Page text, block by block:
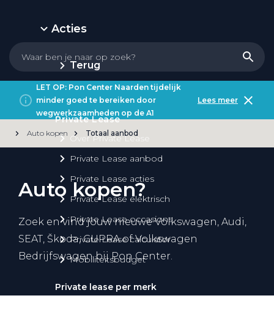
Acties
Terug
Private Lease
Over Private Lease
Private Lease aanbod
Private Lease acties
Private Lease elektrisch
Private Lease occasions
Private Lease calculator
Mobiliteitsbudget
Private lease per merk
LET OP: Pon Center Naarden tijdelijk
minder goed te bereiken door
wegwerkzaamheden op de A1
Lees meer
Auto kopen Totaal aanbod
Auto kopen?
Zoek en vind jouw nieuwe Volkswagen, Audi,
SEAT, Škoda, CUPRA of Volkswagen
Bedrijfswagen bij Pon Center.